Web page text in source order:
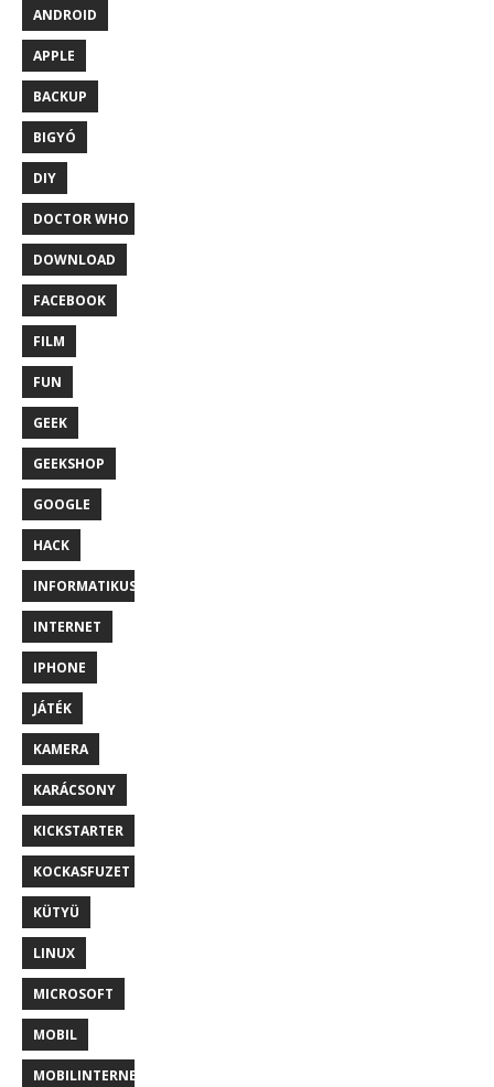
ANDROID
APPLE
BACKUP
BIGYÓ
DIY
DOCTOR WHO
DOWNLOAD
FACEBOOK
FILM
FUN
GEEK
GEEKSHOP
GOOGLE
HACK
INFORMATIKUS
INTERNET
IPHONE
JÁTÉK
KAMERA
KARÁCSONY
KICKSTARTER
KOCKASFUZET
KÜTYÜ
LINUX
MICROSOFT
MOBIL
MOBILINTERNET